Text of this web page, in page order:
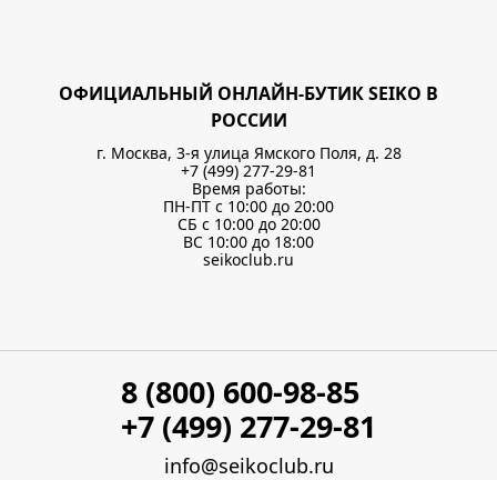
ОФИЦИАЛЬНЫЙ ОНЛАЙН-БУТИК SEIKO В
РОССИИ
г. Москва, 3-я улица Ямского Поля, д. 28
+7 (499) 277-29-81
Время работы:
ПН-ПТ с 10:00 до 20:00
СБ с 10:00 до 20:00
ВС 10:00 до 18:00
seikoclub.ru
8 (800) 600-98-85
+7 (499) 277-29-81
info@seikoclub.ru